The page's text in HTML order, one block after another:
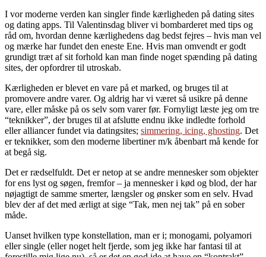
I vor moderne verden kan singler finde kærligheden på dating sites
og dating apps. Til Valentinsdag bliver vi bombarderet med tips og
råd om, hvordan denne kærlighedens dag bedst fejres – hvis man vel
og mærke har fundet den eneste Ene. Hvis man omvendt er godt
grundigt træt af sit forhold kan man finde noget spænding på dating
sites, der opfordrer til utroskab.
Kærligheden er blevet en vare på et marked, og bruges til at
promovere andre varer. Og aldrig har vi været så usikre på denne
vare, eller måske på os selv som varer før. Fornyligt læste jeg om tre
“teknikker”, der bruges til at afslutte endnu ikke indledte forhold
eller alliancer fundet via datingsites; simmering, icing, ghosting. Det
er teknikker, som den moderne libertiner m/k åbenbart må kende for
at begå sig.
Det er rædselfuldt. Det er netop at se andre mennesker som objekter
for ens lyst og søgen, fremfor – ja mennesker i kød og blod, der har
nøjagtigt de samme smerter, længsler og ønsker som en selv. Hvad
blev der af det med ærligt at sige “Tak, men nej tak” på en sober
måde.
Uanset hvilken type konstellation, man er i; monogami, polyamori
eller single (eller noget helt fjerde, som jeg ikke har fantasi til at